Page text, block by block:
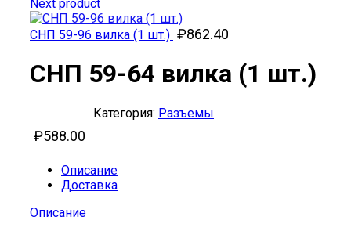
Next product
СНП 59-96 вилка (1 шт.) ₽862.40
СНП 59-64 вилка (1 шт.)
₽588.00
Категория: Разъемы
Описание
Доставка
Описание